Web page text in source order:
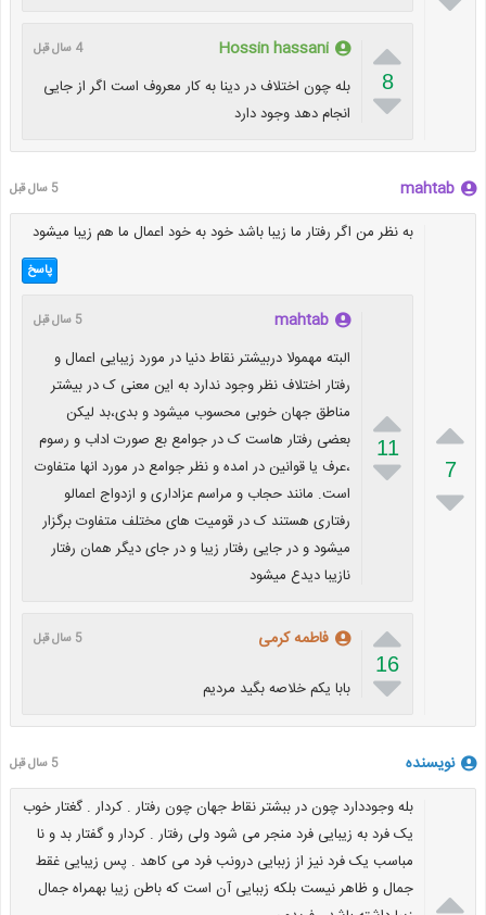

8

Hossin hassani 4 سال قبل
بله چون اختلاف در دینا به کار معروف است اگر از جایی
انجام دهد وجود دارد
mahtab 5 سال قبل

7

به نظر من اگر رفتار ما زیبا باشد خود به خود اعمال ما هم زیبا میشود
پاسخ

11

mahtab 5 سال قبل
البته مهمولا دربیشتر نقاط دنیا در مورد زیبایی اعمال و
رفتار اختلاف نظر وجود ندارد به این معنی ک در بیشتر
مناطق جهان خوبی محسوب میشود و بدی،بد لیکن
بعضی رفتار هاست ک در جوامع بع صورت اداب و رسوم
،عرف یا قوانین در امده و نظر جوامع در مورد انها متفاوت
است. مانند حجاب و مراسم عزاداری و ازدواج اعمالو
رفتاری هستند ک در قومیت های مختلف متفاوت برگزار
میشود و در جایی رفتار زیبا و در جای دیگر همان رفتار
نازیبا دیدع میشود

16

فاطمه کرمی 5 سال قبل
بابا یکم خلاصه بگید مردیم
نویسنده 5 سال قبل

بله وجوددارد چون در ببشتر نقاط جهان چون رفتار . کردار . گغتار خوب
یک فرد به زیبایی فرد منجر می شود ولی رفتار . کردار و گفتار بد و نا
مباسب یک فرد نیز از زببایی درونب فرد می کاهد . پس زیبایی غقط
جمال و ظاهر نیست بلکه زببایی آن است که باطن زیبا بهمراه جمال